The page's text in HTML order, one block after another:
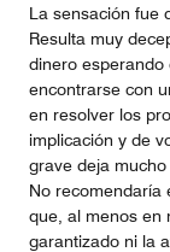
La sensación fue
Resulta muy
dinero esperando
encontrarse con
en resolver los
implicación y de
grave deja
No recomendaría
que, al menos en
garantizado ni la